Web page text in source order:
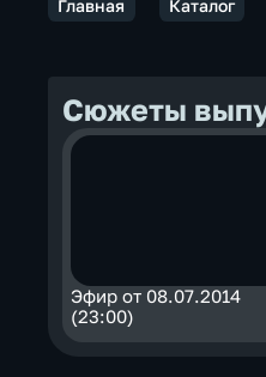
Главная Каталог
Сюжеты
Эфир от 08.07.2014
(23:00)